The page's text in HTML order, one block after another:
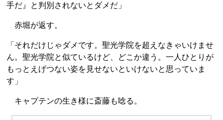
手だ』と判別されないとダメだ」
赤堀が返す。
「それだけじゃダメです。聖光学院を超えなきゃいけませ
ん。聖光学院と似ているけど、どこか違う。一人ひとりが
もっとえげつない姿を見せないといけないと思っていま
す」
キャプテンの生き様に斎藤も唸る。